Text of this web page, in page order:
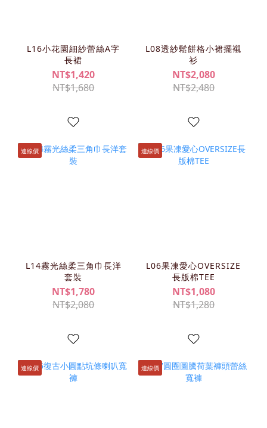
L16小花園細紗蕾絲A字
長裙
NT$1,420
NT$1,680
L08透紗鬆餅格小裙擺襯
衫
NT$2,080
NT$2,480
連線價
L14霧光絲柔三角巾長洋
套裝
NT$1,780
NT$2,080
連線價
L06果凍愛心OVERSIZE
長版棉TEE
NT$1,080
NT$1,280
連線價 連線價